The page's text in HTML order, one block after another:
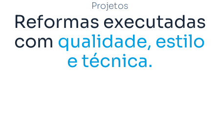
Projetos
Reformas executadas
com qualidade, estilo
e técnica.